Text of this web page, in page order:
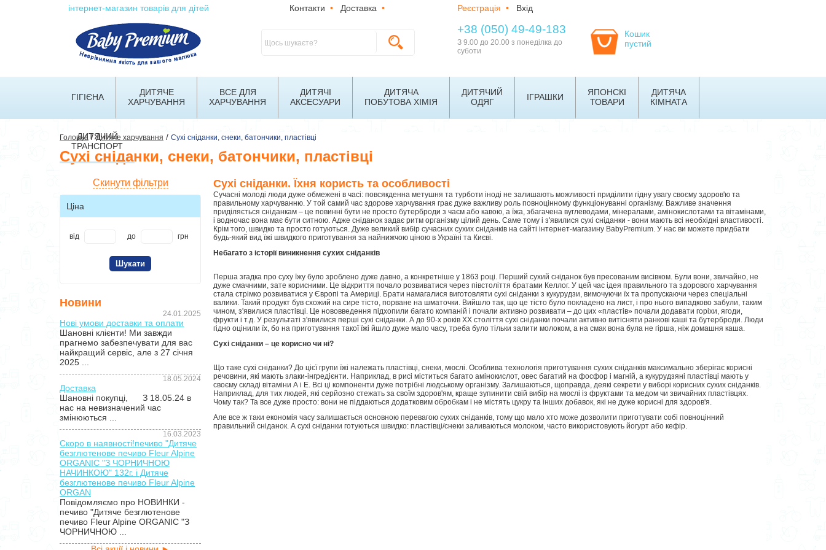
інтернет-магазин товарів для дітей Контакти • Доставка • Реєстрація • Вхід
+38 (050) 49-49-183
З 9.00 до 20.00 з понеділка до
суботи
Кошик
пустий
ГІГІЄНА
ДИТЯЧЕ
ХАРЧУВАННЯ
ВСЕ ДЛЯ
ХАРЧУВАННЯ
ДИТЯЧІ
АКСЕСУАРИ
ДИТЯЧА
ПОБУТОВА ХІМІЯ
ДИТЯЧИЙ
ОДЯГ
ІГРАШКИ
ЯПОНСКІ
ТОВАРИ
ДИТЯЧА
КІМНАТА
ДИТЯЧИЙ
ТРАНСПОРТ
Головна/Дитяче харчування / Сухі сніданки, снеки, батончики, пластівці
Сухі сніданки, снеки, батончики, пластівці
Скинути фільтри
Ціна
від до грн
Новини
24.01.2025
Нові умови доставки та оплати
Шановні клієнти! Ми завжди
прагнемо забезпечувати для вас
найкращий сервіс, але з 27 січня
2025 ...
18.05.2024
Доставка
Шановні покупці, З 18.05.24 в
нас на невизначений час
змінюються ...
16.03.2023
Скоро в наявності!печиво "Дитяче
безглютенове печиво Fleur Alpine
ORGANIC "З ЧОРНИЧНОЮ
НАЧИНКОЮ" 132г. і Дитяче
безглютенове печиво Fleur Alpine
ORGAN
Повідомляємо про НОВИНКИ -
печиво "Дитяче безглютенове
печиво Fleur Alpine ORGANIC "З
ЧОРНИЧНОЮ ...
Сухі сніданки. Їхня користь та особливості
Сучасні молоді люди дуже обмежені в часі: повсякденна метушня та турботи іноді не залишають можливості приділити гідну увагу своєму здоров'ю та
правильному харчуванню. У той самий час здорове харчування грає дуже важливу роль повноцінному функціонуванні організму. Важливе значення
приділяється сніданкам – це повинні бути не просто бутерброди з чаєм або кавою, а їжа, збагачена вуглеводами, мінералами, амінокислотами та вітамінами,
і водночас вона має бути ситною. Адже сніданок задає ритм організму цілий день. Саме тому і з'явилися сухі сніданки - вони мають всі необхідні властивості.
Крім того, швидко та просто готуються. Дуже великий вибір сучасних сухих сніданків на сайті інтернет-магазину BabyPremium. У нас ви можете придбати
будь-який вид їжі швидкого приготування за найнижчою ціною в Україні та Києві.
Небагато з історії виникнення сухих сніданків
Перша згадка про суху їжу було зроблено дуже давно, а конкретніше у 1863 році. Перший сухий сніданок був пресованим висівком. Були вони, звичайно, не
дуже смачними, зате корисними. Це відкриття почало розвиватися через півстоліття братами Келлог. У цей час ідея правильного та здорового харчування
стала стрімко розвиватися у Європі та Америці. Брати намагалися виготовляти сухі сніданки з кукурудзи, вимочуючи їх та пропускаючи через спеціальні
валики. Такий продукт був схожий на сире тісто, порване на шматочки. Вийшло так, що це тісто було покладено на лист, і про нього випадково забули, таким
чином, з'явилися пластівці. Це нововведення підхопили багато компаній і почали активно розвивати – до цих «пластів» почали додавати горіхи, ягоди,
фрукти і т.д. У результаті з'явилися перші сухі сніданки. А до 90-х років ХХ століття сухі сніданки почали активно витісняти ранкові каші та бутерброди. Люди
гідно оцінили їх, бо на приготування такої їжі йшло дуже мало часу, треба було тільки залити молоком, а на смак вона була не гірша, ніж домашня каша.
Сухі сніданки – це корисно чи ні?
Що таке сухі сніданки? До цієї групи їжі належать пластівці, снеки, мюслі. Особлива технологія приготування сухих сніданків максимально зберігає корисні
речовини, які мають злаки-інгредієнти. Наприклад, в рисі міститься багато амінокислот, овес багатий на фосфор і магній, а кукурудзяні пластівці мають у
своєму складі вітаміни А і Е. Всі ці компоненти дуже потрібні людському організму. Залишаються, щоправда, деякі секрети у виборі корисних сухих сніданків.
Наприклад, для тих людей, які серйозно стежать за своїм здоров'ям, краще зупинити свій вибір на мюслі із фруктами та медом чи звичайних пластівцях.
Чому так? Та все дуже просто: вони не піддаються додатковим обробкам і не містять цукру та інших добавок, які не дуже корисні для здоров'я.
Але все ж таки економія часу залишається основною перевагою сухих сніданків, тому що мало хто може дозволити приготувати собі повноцінний
правильний сніданок. А сухі сніданки готуються швидко: пластівці/снеки заливаються молоком, часто використовують йогурт або кефір.